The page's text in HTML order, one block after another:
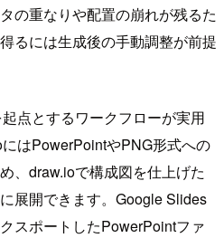
の重なりや配置の崩れが残るた
るには生成後の手動調整が前提
点とするワークフローが実用
はPowerPointやPNG形式への
、draw.ioで構成図を仕上げた
展開できます。Google Slides
スポートしたPowerPointファ